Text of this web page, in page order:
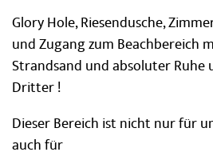
Glory Hole, Riesendusche,
und Zugang zum Beachbereich
Strandsand und absoluter Ruhe
Dritter !
Dieser Bereich ist nicht nur für
auch für